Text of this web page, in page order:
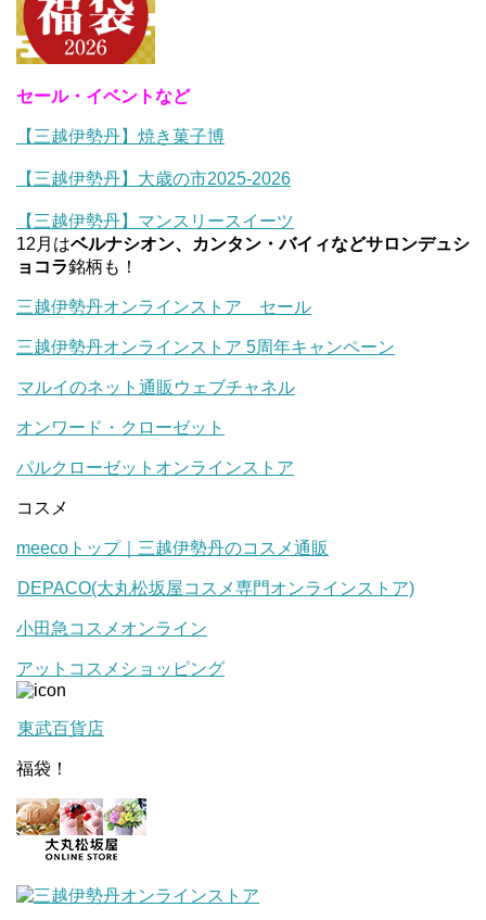
セール・イベントなど
【三越伊勢丹】焼き菓子博
【三越伊勢丹】大歳の市2025-2026
【三越伊勢丹】マンスリースイーツ
12月はベルナシオン、カンタン・バイィなどサロンデュシ
ョコラ銘柄も！
三越伊勢丹オンラインストア セール
三越伊勢丹オンラインストア 5周年キャンペーン
マルイのネット通販ウェブチャネル
オンワード・クローゼット
パルクローゼットオンラインストア
コスメ
meecoトップ｜三越伊勢丹のコスメ通販
DEPACO(大丸松坂屋コスメ専門オンラインストア)
小田急コスメオンライン
アットコスメショッピング
東武百貨店
福袋！